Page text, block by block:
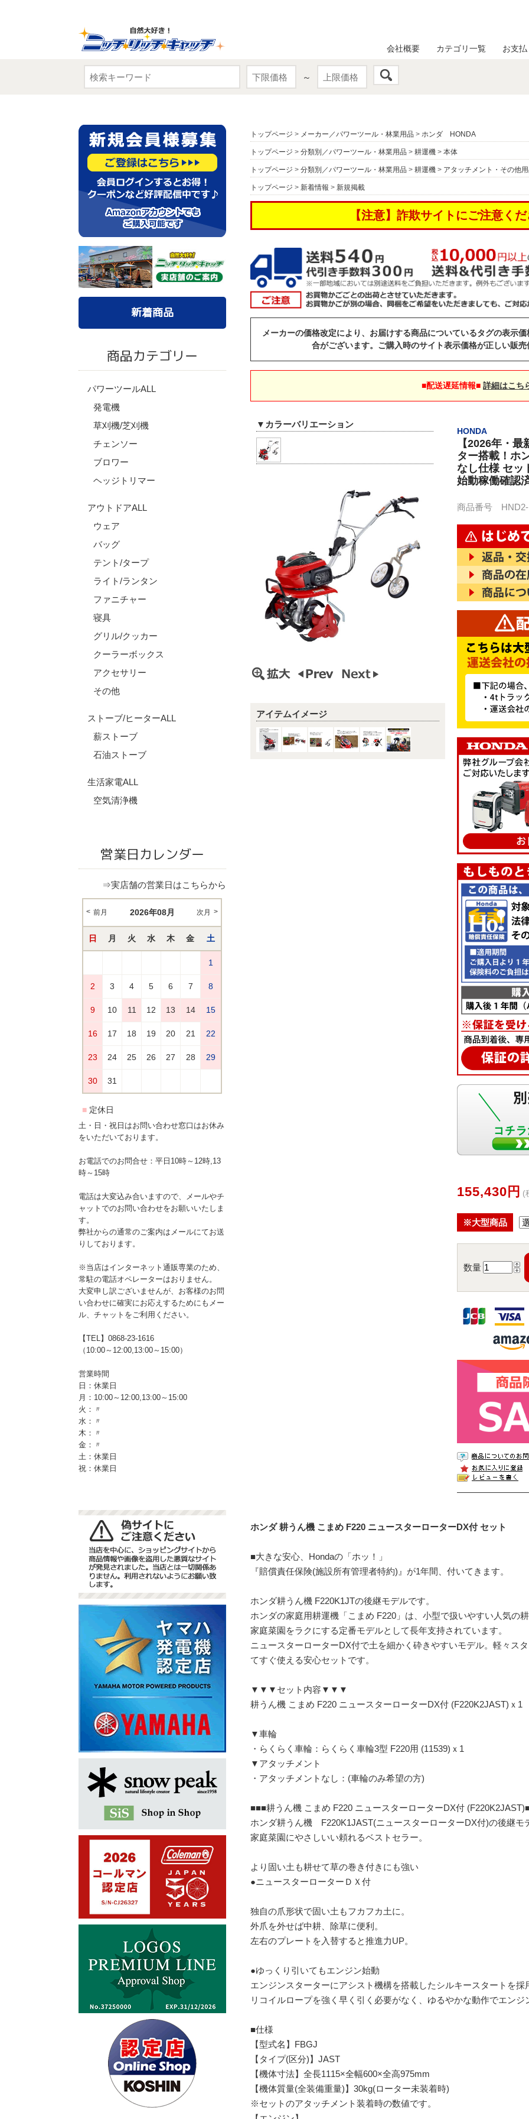
～
会社概要 カテゴリ一覧 お支
新着商品
商品カテゴリー
パワーツールALL
発電機
草刈機/芝刈機
チェンソー
ブロワー
ヘッジトリマー
アウトドアALL
ウェア
バッグ
テント/タープ
ライト/ランタン
ファニチャー
寝具
グリル/クッカー
クーラーボックス
アクセサリー
その他
ストーブ/ヒーターALL
薪ストーブ
石油ストーブ
生活家電ALL
空気清浄機
営業日カレンダー
⇒実店舗の営業日はこちらから
土・日・祝日はお問い合わせ窓口はお休み
をいただいております。
お電話でのお問合せ：平日10時～12時,13
時～15時
電話は大変込み合いますので、メールやチ
ャットでのお問い合わせをお願いいたしま
す。
弊社からの通常のご案内はメールにてお送
りしております。
※当店はインターネット通販専業のため、
常駐の電話オペレーターはおりません。
大変申し訳ございませんが、お客様のお問
い合わせに確実にお応えするためにもメー
ル、チャットをご利用ください。
【TEL】0868-23-1616
（10:00～12:00,13:00～15:00）
営業時間
日：休業日
月：10:00～12:00,13:00～15:00
火：〃
水：〃
木：〃
金：〃
土：休業日
祝：休業日
トップページ > メーカー／パワーツール・林業用品 > ホンダ HONDA
トップページ > 分類別／パワーツール・林業用品 > 耕運機 > 本体
トップページ > 分類別／パワーツール・林業用品 > 耕運機 > アタッチメント・その他
トップページ > 新着情報 > 新規掲載
【注意】詐欺サイトにご注意く
メーカーの価格改定により、お届けする商品についているタグの表示
合がございます。ご購入時のサイト表示価格が正しい販
■配送遅延情報■ 詳細はこち
HONDA
【2026年・
ター搭載！ホ
なし仕様 セッ
始動稼働確認
商品番号 HND2-
155,430円 (
※大型商品
数量
▼カラーバリエーション
アイテムイメージ
ホンダ 耕うん機 こまめ F220 ニュースターローターDX付 セット
■大きな安心、Hondaの「ホッ！」
『賠償責任保険(施設所有管理者特約)』が1年間、付いてきます。
ホンダ耕うん機 F220K1JTの後継モデルです。
ホンダの家庭用耕運機「こまめ F220」は、小型で扱いやすい人気の
家庭菜園をラクにする定番モデルとして長年支持されています。
ニュースターローターDX付で土を細かく砕きやすいモデル。軽々ス
てすぐ使える安心セットです。
▼▼▼セット内容▼▼▼
耕うん機 こまめ F220 ニュースターローターDX付 (F220K2JAST)ｘ1
▼車輪
・らくらく車輪：らくらく車輪3型 F220用 (11539)ｘ1
▼アタッチメント
・アタッチメントなし：(車輪のみ希望の方)
■■■耕うん機 こまめ F220 ニュースターローターDX付
ホンダ耕うん機 F220K1JAST(ニュースターローターDX付)の後継モ
家庭菜園にやさしいい頼れるベストセラー。
より固い土も耕せて草の巻き付きにも強い
●ニュースターローターＤＸ付
独自の爪形状で固い土もフカフカ土に。
外爪を外せば中耕、除草に便利。
左右のプレートを入替すると推進力UP。
●ゆっくり引いてもエンジン始動
エンジンスターターにアシスト機構を搭載したシルキースタートを採
リコイルロープを強く早く引く必要がなく、ゆるやかな動作でエンジ
■仕様
【型式名】FBGJ
【タイプ(区分)】JAST
【機体寸法】全長1115×全幅600×全高975mm
【機体質量(全装備重量)】30kg(ローター未装着時)
※セットのアタッチメント装着時の数値です。